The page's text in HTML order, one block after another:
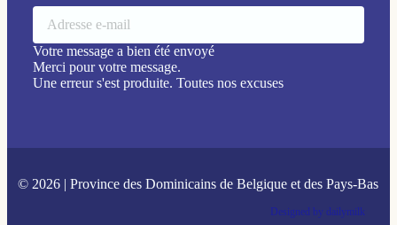
Votre message a bien été envoyé
Merci pour votre message.
Une erreur s'est produite. Toutes nos excuses
© 2026 | Province des Dominicains de Belgique et des Pays-Bas
Designed by dailymilk